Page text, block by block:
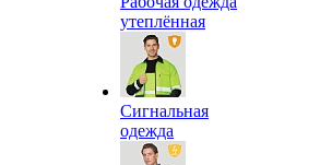
утеплённая
Сигнальная
одежда